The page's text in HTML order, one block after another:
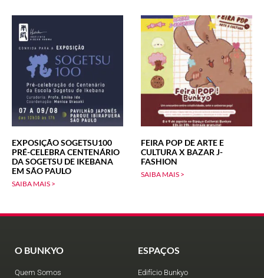
EXPOSIÇÃO SOGETSU100
PRÉ-CELEBRA CENTENÁRIO
DA SOGETSU DE IKEBANA
EM SÃO PAULO
SAIBA MAIS >
FEIRA POP DE ARTE E
CULTURA X BAZAR J-
FASHION
SAIBA MAIS >
O BUNKYO
Quem Somos
ESPAÇOS
Edifício Bunkyo